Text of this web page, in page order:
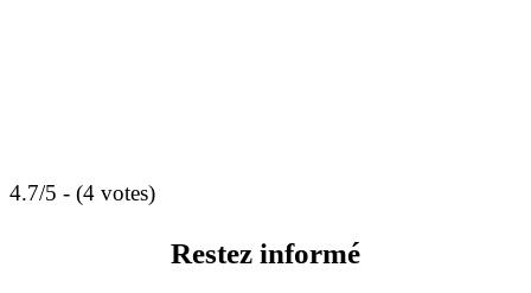
4.7/5 - (4 votes)
Restez informé